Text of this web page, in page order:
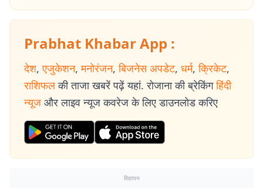
Prabhat Khabar App :
देश, एजुकेशन, मनोरंजन, बिजनेस अपडेट, धर्म, क्रिकेट,
राशिफल की ताजा खबरें पढ़ें यहां. रोजाना की ब्रेकिंग हिंदी
न्यूज और लाइव न्यूज कवरेज के लिए डाउनलोड करिए
विज्ञापन